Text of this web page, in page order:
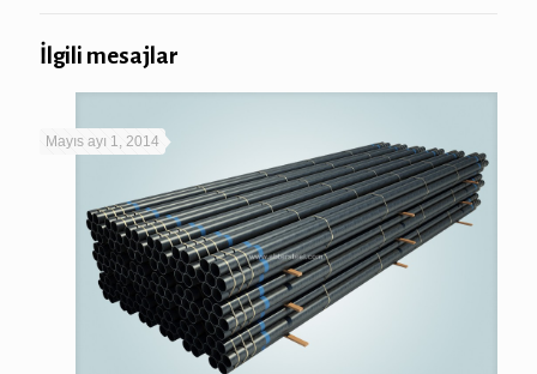
İlgili mesajlar
Mayıs ayı 1, 2014